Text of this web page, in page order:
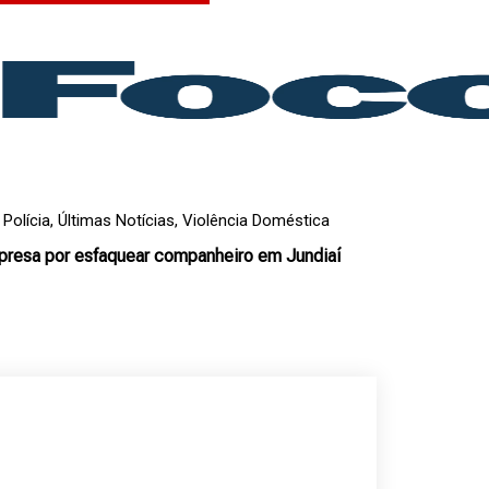
Polícia, Últimas Notícias, Violência Doméstica
por esfaquear companheiro em Jundiaí